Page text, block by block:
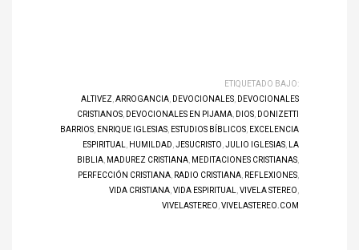
ETIQUETADO BAJO:
ALTIVEZ ARROGANCIA DEVOCIONALES DEVOCIONALES
CRISTIANOS DEVOCIONALES EN PIJAMA DIOS DONIZETTI
BARRIOS ENRIQUE IGLESIAS ESTUDIOS BÍBLICOS EXCELENCIA
ESPIRITUAL
HUMILDAD JESUCRISTO JULIO IGLESIAS
LA
BIBLIA MADUREZ CRISTIANA MEDITACIONES CRISTIANAS
PERFECCIÓN CRISTIANA RADIO CRISTIANA REFLEXIONES
VIDA CRISTIANA VIDA ESPIRITUAL VIVELA STEREO
VIVELASTEREO VIVELASTEREO.COM